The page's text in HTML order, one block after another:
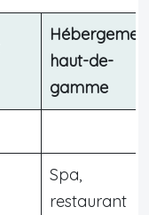
haut-de-
gamme
Spa,
restaurant